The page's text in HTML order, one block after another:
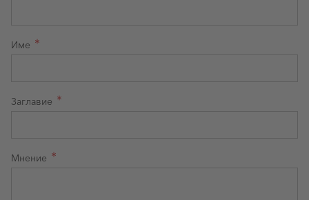
Име
Заглавие
Мнение